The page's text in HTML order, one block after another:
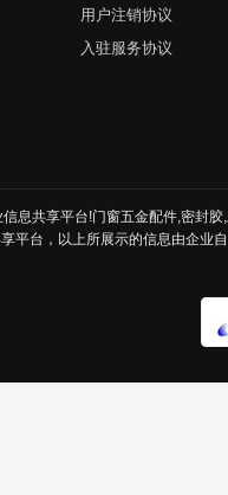
用户注销协议
入驻服务协议
息共享平台!门窗五金配件,密封
平台，以上所展示的信息由企业